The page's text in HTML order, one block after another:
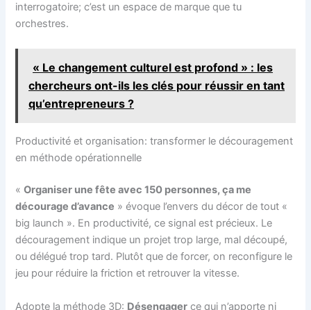
interrogatoire; c’est un espace de marque que tu
orchestres.
« Le changement culturel est profond » : les
chercheurs ont-ils les clés pour réussir en tant
qu’entrepreneurs ?
Productivité et organisation: transformer le découragement
en méthode opérationnelle
«Organiser une fête avec 150 personnes, ça me
décourage d’avance » évoque l’envers du décor de tout «
big launch ». En productivité, ce signal est précieux. Le
découragement indique un projet trop large, mal découpé,
ou délégué trop tard. Plutôt que de forcer, on reconfigure le
jeu pour réduire la friction et retrouver la vitesse.
Adopte la méthode 3D: Désengager ce qui n’apporte ni